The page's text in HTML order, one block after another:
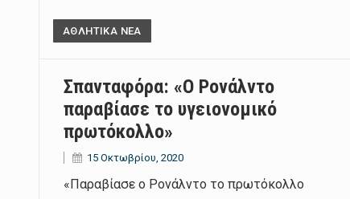
ΑΘΛΗΤΙΚΑ ΝΕΑ
Σπανταφόρα: «Ο Ρονάλντο
παραβίασε το υγειονομικό
πρωτόκολλο»
15 Οκτωβρίου, 2020
«Παραβίασε ο Ρονάλντο το πρωτόκολλο